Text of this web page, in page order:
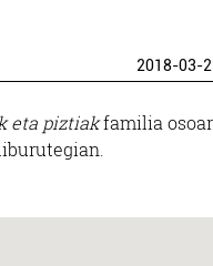
2018-03-
eta piztiakfamilia